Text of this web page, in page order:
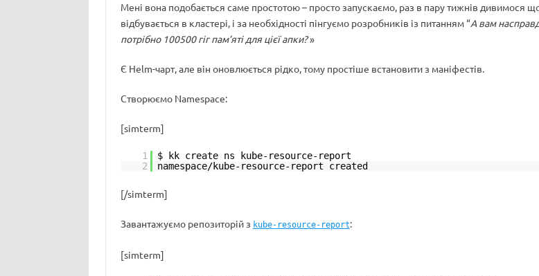
Мені вона подобається саме простотою – просто запускаємо, раз в пару тижнів дивимося
відбувається в кластері, і за необхідності пінгуємо розробників із питанням “А вам
потрібно 100500 гіг пам’яті для цієї апки?»
Є Helm-чарт, але він оновлюється рідко, тому простіше встановити з маніфестів.
Створюємо Namespace:
[simterm]
1
$ kk create ns kube-resource-report
2
namespace/kube-resource-report created
[/simterm]
Завантажуємо репозиторій з kube-resource-report:
[simterm]